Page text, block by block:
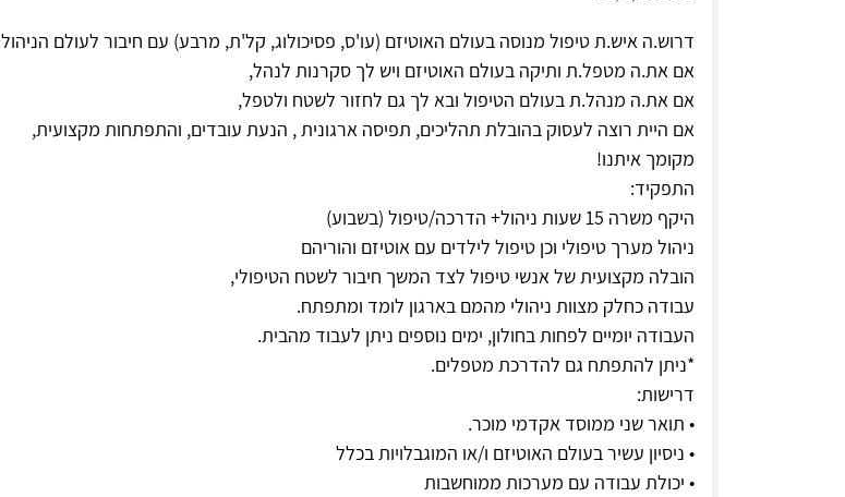
דרוש.ה איש.ת טיפול מנוסה בעולם האוטיזם (עו'ס, פסיכולוג, קל'ת, מרבע) עם חיבור לעולם הניהול
אם את.ה מטפל.ת ותיקה בעולם האוטיזם ויש לך סקרנות לנהל,
אם את.ה מנהל.ת בעולם הטיפול ובא לך גם לחזור לשטח ולטפל,
אם היית רוצה לעסוק בהובלת תהליכים, תפיסה ארגונית , הנעת עובדים, והתפתחות מקצועית,
מקומך איתנו!
התפקיד:
היקף משרה 15 שעות ניהול+ הדרכה/טיפול (בשבוע)
ניהול מערך טיפולי וכן טיפול לילדים עם אוטיזם והוריהם
הובלה מקצועית של אנשי טיפול לצד המשך חיבור לשטח הטיפולי,
עבודה כחלק מצוות ניהולי מהמם בארגון לומד ומתפתח.
העבודה יומיים לפחות בחולון, ימים נוספים ניתן לעבוד מהבית.
*ניתן להתפתח גם להדרכת מטפלים.
דרישות:
• תואר שני ממוסד אקדמי מוכר.
• ניסיון עשיר בעולם האוטיזם ו/או המוגבלויות בכלל
• יכולת עבודה עם מערכות ממוחשבות